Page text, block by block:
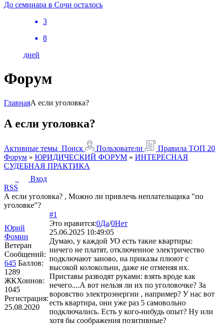
До семинара в Сочи осталось
3
8
дней
Форум
ГлавнаяА если уголовка?
А если уголовка?
Активные темы Поиск Пользователи Правила ТОП 20
Форум » ЮРИДИЧЕСКИЙ ФОРУМ » ИНТЕРЕСНАЯ
СУДЕБНАЯ ПРАКТИКА
Вход
RSS
А если уголовка? , Можно ли привлечь неплательщика "по
уголовке"?
Юрий
Фомин
Ветеран
Сообщений:
645 Баллов:
1289
ЖКХоинов:
1045
Регистрация:
25.08.2020
#1
Это нравится:0Да/0Нет
25.06.2025 10:49:05
Думаю, у каждой УО есть такие квартиры:
ничего не платят, отключенное электричество
подключают заново, на приказы плюют с
высокой колокольни, даже не отменяя их.
Приставы разводят руками: взять вроде как
нечего....А вот нельзя ли их по уголовочке? За
воровство электроэнергии , например? У нас вот
есть квартира, они уже раз 5 самовольно
подключались. Есть у кого-нибудь опыт? Ну или
хотя бы соображения позитивные?